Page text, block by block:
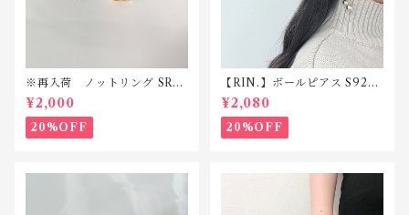
※再入荷 ノットリング SR15
5 ステンレス
¥2,000
20%OFF
【RIN.】ボールピアス S925
ポスト TP002
¥2,080
20%OFF